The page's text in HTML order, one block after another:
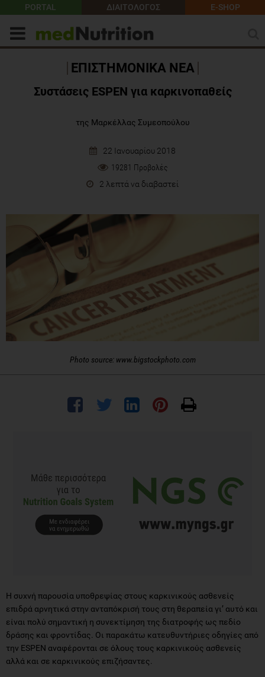
PORTAL ΔΙΑΙΤΟΛΟΓΟΣ E-SHOP
ΕΠΙΣΤΗΜΟΝΙΚΑ ΝΕΑ
Συστάσεις ESPEN για καρκινοπαθείς
της Μαρκέλλας Συμεοπούλου
22 Ιανουαρίου 2018
19281 Προβολές
2 λεπτά να διαβαστεί
Photo source: www.bigstockphoto.com
Η συχνή παρουσία υποθρεψίας στους καρκινικούς ασθενείς
επιδρά αρνητικά στην ανταπόκρισή τους στη θεραπεία γι’ αυτό και
είναι πολύ σημαντική η συνεκτίμηση της διατροφής ως πεδίο
δράσης και φροντίδας. Οι παρακάτω κατευθυντήριες οδηγίες από
την ESPEN αναφέρονται σε όλους τους καρκινικούς ασθενείς
αλλά και σε καρκινικούς επιζήσαντες.